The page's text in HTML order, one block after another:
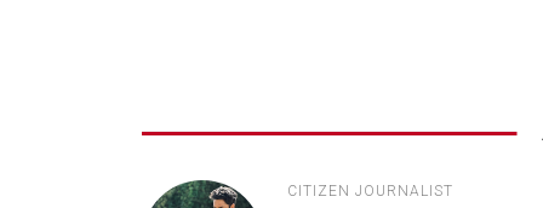
CITIZEN JOURNALIST